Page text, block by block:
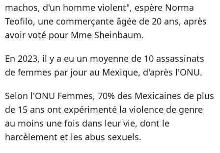
machos, d'un homme violent", espère Norma
Teofilo, une commerçante âgée de 20 ans, après
avoir voté pour Mme Sheinbaum.
En 2023, il y a eu un moyenne de 10 assassinats
de femmes par jour au Mexique, d'après l'ONU.
Selon l'ONU Femmes, 70% des Mexicaines de plus
de 15 ans ont expérimenté la violence de genre
au moins une fois dans leur vie, dont le
harcèlement et les abus sexuels.